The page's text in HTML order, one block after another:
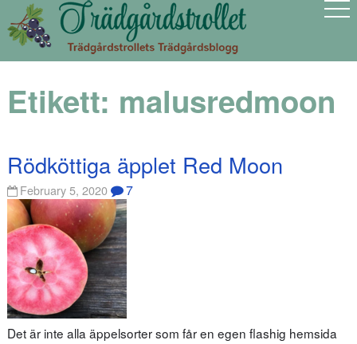
Etikett: malusredmoon
Rödköttiga äpplet Red Moon
February 5, 2020 7
Det är inte alla äppelsorter som får en egen flashig hemsida